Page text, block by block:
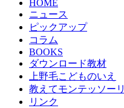
HOME
ニュース
ピックアップ
コラム
BOOKS
ダウンロード教材
上野毛こどものいえ
教えてモンテッソーリ
リンク